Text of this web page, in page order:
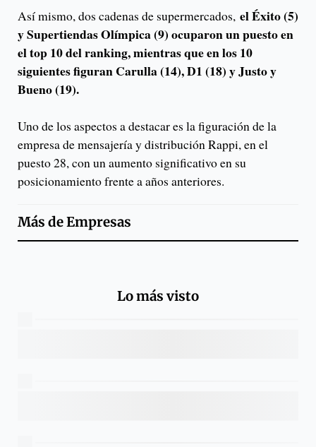
Así mismo, dos cadenas de supermercados, el Éxito (5)
y Supertiendas Olímpica (9) ocuparon un puesto en
el top 10 del ranking, mientras que en los 10
siguientes figuran Carulla (14), D1 (18) y Justo y
Bueno (19).
Uno de los aspectos a destacar es la figuración de la
empresa de mensajería y distribución Rappi, en el
puesto 28, con un aumento significativo en su
posicionamiento frente a años anteriores.
Más deEmpresas
Lo más visto